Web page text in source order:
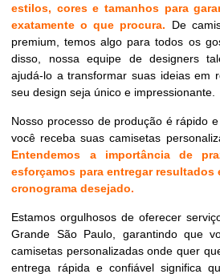
estilos, cores e tamanhos para
exatamente o que procura.
De
premium, temos algo para todos os
disso, nossa equipe de designers
ajudá-lo a transformar suas ideias em
seu design seja único e impressionante.
Nosso processo de produção é rápido
você receba suas camisetas
Entendemos a importância de
esforçamos para entregar
cronograma desejado.
Estamos orgulhosos de oferecer
Grande São Paulo, garantindo que
camisetas personalizadas onde quer
entrega rápida e confiável significa